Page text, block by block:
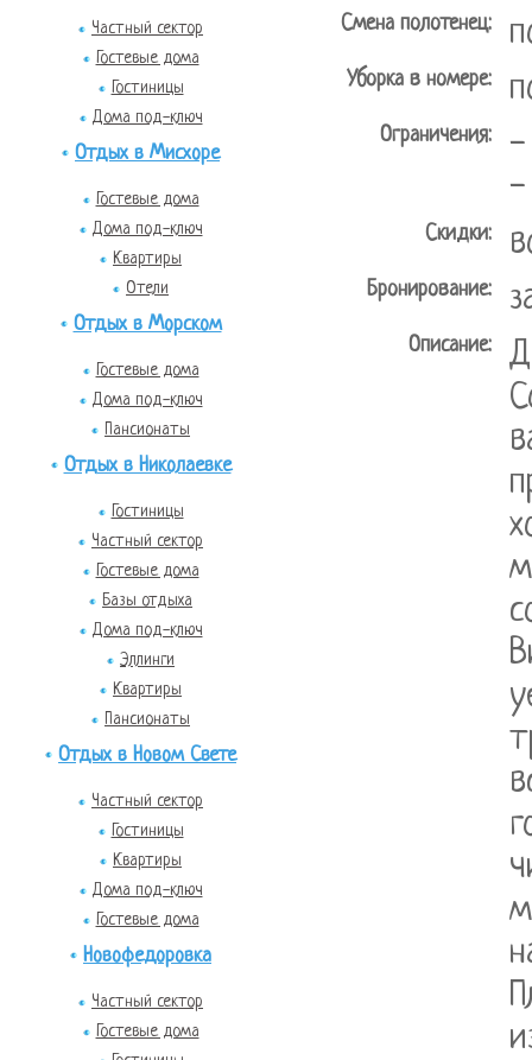
Частный сектор
Гостевые дома
Гостиницы
Дома под-ключ
Отдых в Мисхоре
Гостевые дома
Дома под-ключ
Квартиры
Отели
Отдых в Морском
Гостевые дома
Дома под-ключ
Пансионаты
Отдых в Николаевке
Гостиницы
Частный сектор
Гостевые дома
Базы отдыха
Дома под-ключ
Эллинги
Квартиры
Пансионаты
Отдых в Новом Свете
Частный сектор
Гостиницы
Квартиры
Дома под-ключ
Гостевые дома
Новофедоровка
Частный сектор
Гостевые дома
Смена полотенец:
Уборка в номере:
Ограничения:
-
-
Скидки:
Бронирование:
Описание: